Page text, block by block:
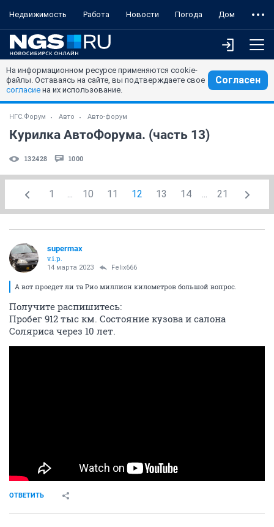
Недвижимость Работа Новости Погода Дом
На информационном ресурсе применяются cookie-
файлы. Оставаясь на сайте, вы подтверждаете свое
согласие на их использование.
Согласен
НГС.Форум Авто Авто-форум
Курилка АвтоФорума. (часть 13)
132428 1000
1 ... 10 11 12 13 14 ... 21
supermax
v.i.p.
14 марта 2023 Felix666
А вот проедет ли та Рио миллион километров большой вопрос.
Получите распишитесь:
Пробег 912 тыс км. Состояние кузова и салона
Соляриса через 10 лет.
ОТВЕТИТЬ